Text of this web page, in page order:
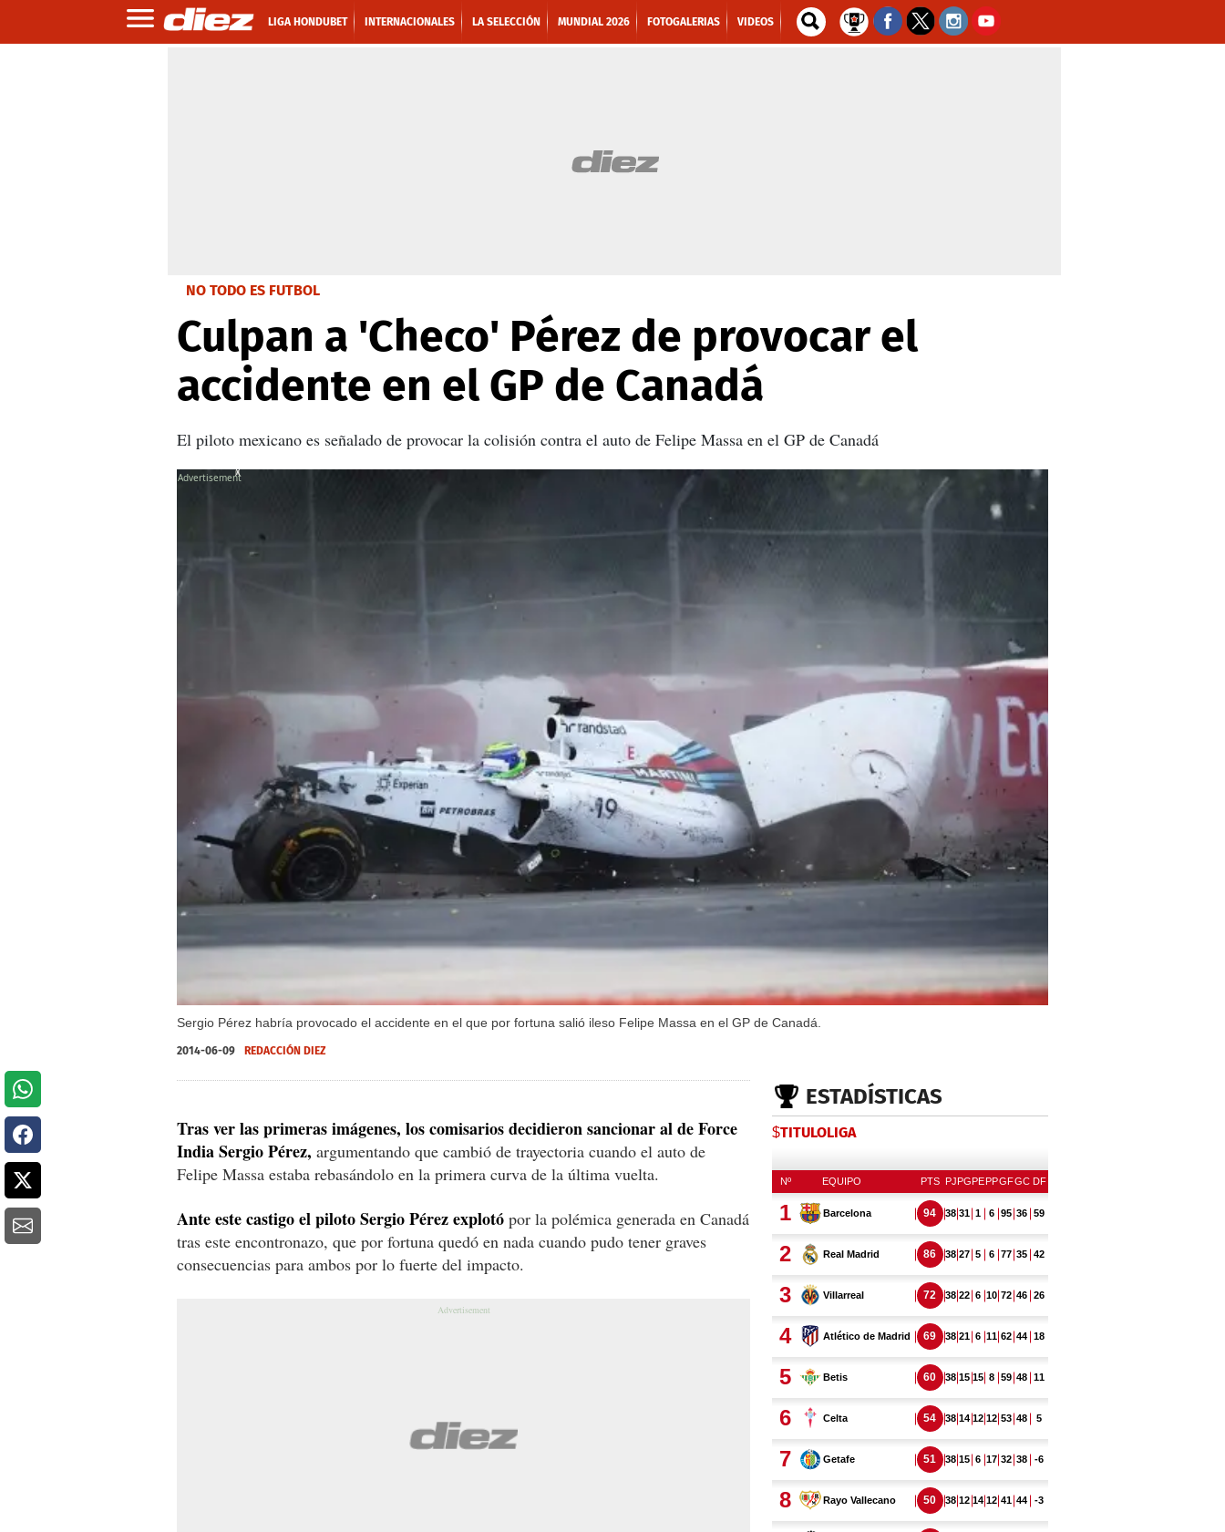
LIGA HONDUBET INTERNACIONALES LA SELECCIÓN MUNDIAL 2026 FOTOGALERIAS VIDEOS
NO TODO ES FUTBOL
Culpan a 'Checo' Pérez de provocar el
accidente en el GP de Canadá
El piloto mexicano es señalado de provocar la colisión contra el auto de Felipe Massa en el GP de Canadá
Sergio Pérez habría provocado el accidente en el que por fortuna salió ileso Felipe Massa en el GP de Canadá.
X
2014-06-09 REDACCIÓN DIEZ
Tras ver las primeras imágenes, los comisarios decidieron sancionar al de Force
India Sergio Pérez, argumentando que cambió de trayectoria cuando el auto de
Felipe Massa estaba rebasándolo en la primera curva de la última vuelta.
Ante este castigo el piloto Sergio Pérez explotó por la polémica generada en Canadá
tras este encontronazo, que por fortuna quedó en nada cuando pudo tener graves
consecuencias para ambos por lo fuerte del impacto.
ESTADÍSTICAS
$TITULOLIGA